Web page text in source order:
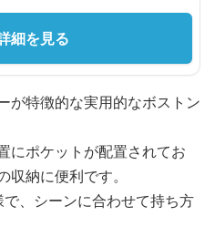
細を見る
が特徴的な実用的なボストン
にポケットが配置されてお
納に便利です。
、シーンに合わせて持ち方